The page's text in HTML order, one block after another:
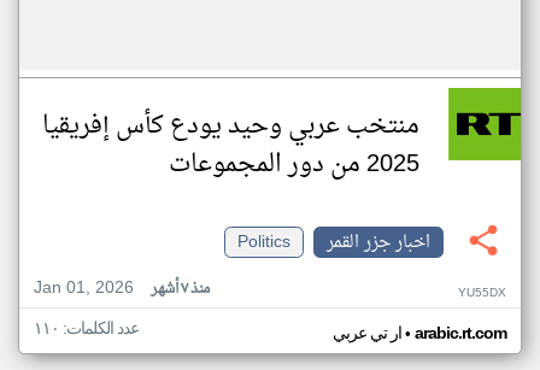
منتخب عربي وحيد يودع كأس إفريقيا
2025 من دور المجموعات
اخبار جزر القمر
Politics
Jan 01, 2026
منذ ٧ أشهر YU55DX
ار تي عربي• arabic.rt.com عدد الكلمات: ١١٠